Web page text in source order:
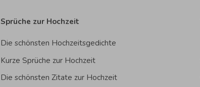
Sprüche zur Hochzeit
Die schönsten Hochzeitsgedichte
Kurze Sprüche zur Hochzeit
Die schönsten Zitate zur Hochzeit